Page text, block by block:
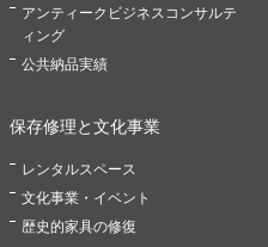
アンティークビジネスコンサルテ
ィング
公共納品実績
保存修理と文化事業
レンタルスペース
文化事業・イベント
歴史的家具の修復